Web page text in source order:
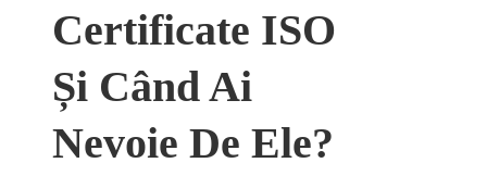
Certificate ISO
Și Când Ai
Nevoie De Ele?